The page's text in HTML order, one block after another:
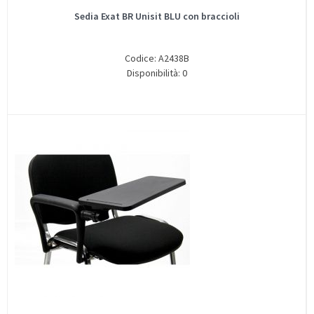
Sedia Exat BR Unisit BLU con braccioli
Codice: A2438B
Disponibilità: 0